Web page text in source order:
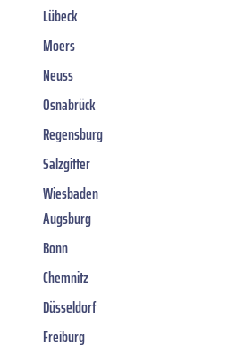
Lübeck
Moers
Neuss
Osnabrück
Regensburg
Salzgitter
Wiesbaden
Augsburg
Bonn
Chemnitz
Düsseldorf
Freiburg